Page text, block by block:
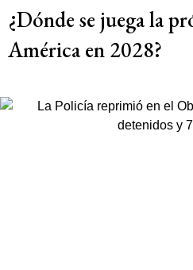
¿Dónde se juega la
América en 2028?